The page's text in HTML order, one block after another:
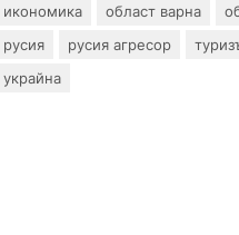
икономика
област варна
русия
русия агресор
украйна